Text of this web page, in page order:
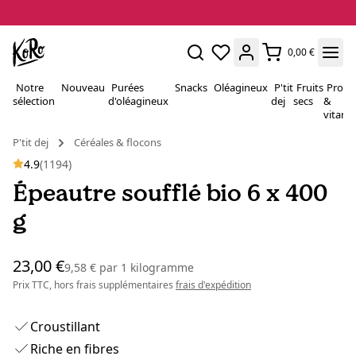
0,00 €
Notre
sélection
Nouveau Purées
d'oléagineux
Snacks Oléagineux P'tit
dej
Fruits
secs
&
P'tit dej
Céréales & flocons
4.9(1194)
Épeautre soufflé bio 6 x 400
g
23,00 €9,58 € par 1 kilogramme
Prix TTC, hors frais supplémentaires frais d'expédition
Croustillant
Riche en fibres